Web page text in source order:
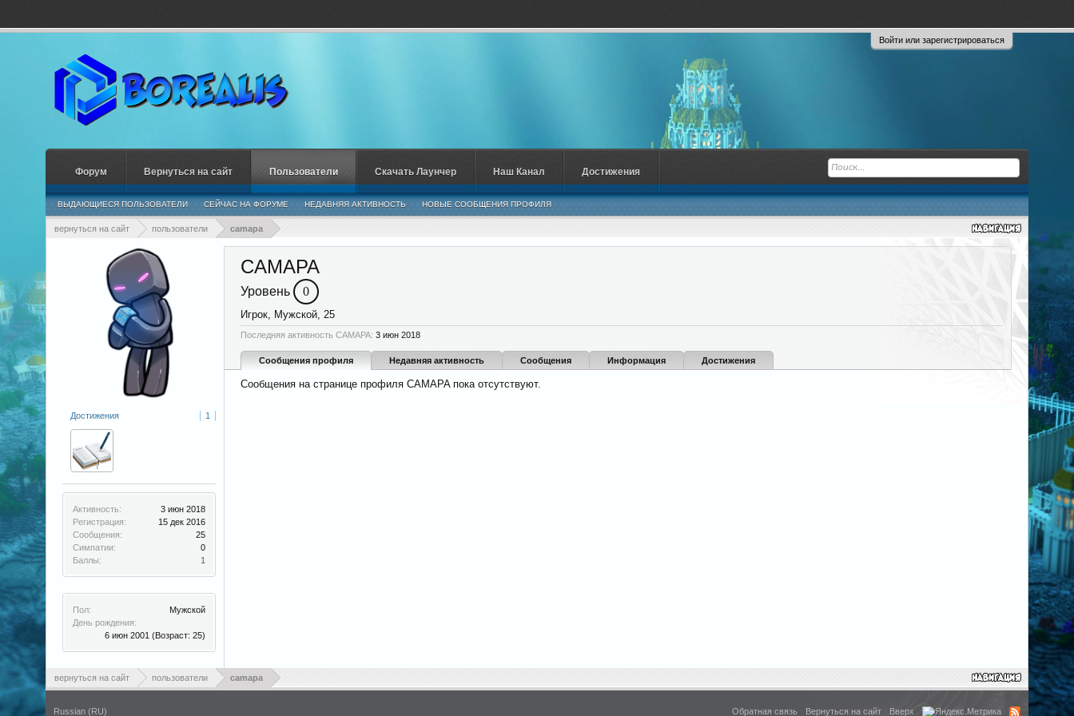
Войти или зарегистрироваться
вернуться на сайт пользователи camapa
Достижения 1
Активность:
3 июн 2018
Регистрация:
15 дек 2016
Сообщения:
25
Симпатии:
0
Баллы:
1
Пол:
Мужской
День рождения:
6 июн 2001 (Возраст: 25)
CAMAPA
Уровень 0
Игрок, Мужской, 25
Последняя активность CAMAPA: 3 июн 2018
Сообщения профиля Недавняя активность Сообщения Информация Достижения
Сообщения на странице профиля CAMAPA пока отсутствуют.
вернуться на сайт пользователи camapa
Форум Вернуться на сайт Пользователи
ВЫДАЮЩИЕСЯ ПОЛЬЗОВАТЕЛИ СЕЙЧАС НА ФОРУМЕ НЕДАВНЯЯ АКТИВНОСТЬ НОВЫЕ СООБЩЕНИЯ ПРОФИЛЯ
Скачать Лаунчер Наш Канал Достижения
Russian (RU) Обратная связь Вернуться на сайт Вверх